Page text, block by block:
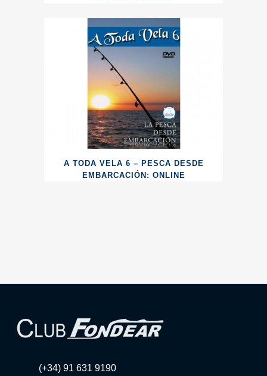
A TODA VELA 6 – PESCA DESDE
EMBARCACIÓN: ONLINE
(+34) 91 631 9190